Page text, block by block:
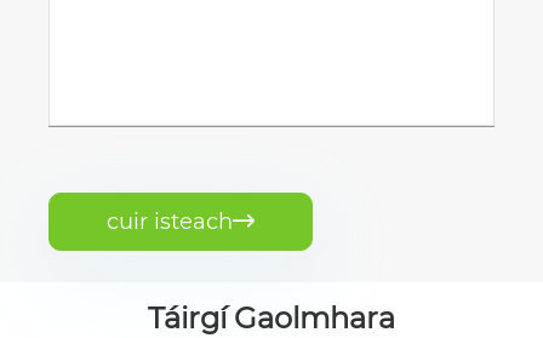
cuir isteach
Táirgí Gaolmhara